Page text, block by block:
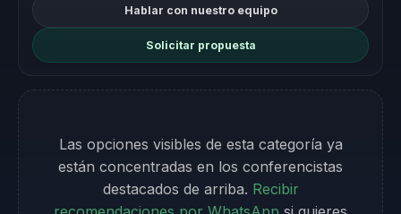
Hablar con nuestro equipo
Solicitar propuesta
Las opciones visibles de esta categoría ya
están concentradas en los conferencistas
destacados de arriba. Recibir